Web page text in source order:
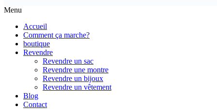
Menu
Accueil
Comment ça marche?
boutique
Revendre
Revendre un sac
Revendre une montre
Revendre un bijoux
Revendre un vêtement
Blog
Contact